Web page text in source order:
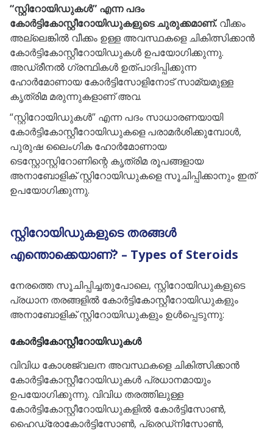
“സ്റ്റിറോയിഡുകൾ” എന്ന പദം
കോർട്ടികോസ്റ്റീറോയിഡുകളുടെ ചുരുക്കമാണ്. വീക്കം
അല്ലെങ്കിൽ വീക്കം ഉള്ള അവസ്ഥകളെ ചികിത്സിക്കാൻ
കോർട്ടികോസ്റ്റീറോയിഡുകൾ ഉപയോഗിക്കുന്നു.
അഡ്രീനൽ ഗ്രന്ഥികൾ ഉത്പാദിപ്പിക്കുന്ന
ഹോർമോണായ കോർട്ടിസോളിനോട് സാമ്യമുള്ള
കൃത്രിമ മരുന്നുകളാണ് അവ.
“സ്റ്റിറോയിഡുകൾ” എന്ന പദം സാധാരണയായി
കോർട്ടികോസ്റ്റീറോയിഡുകളെ പരാമർശിക്കുമ്പോൾ,
പുരുഷ ലൈംഗിക ഹോർമോണായ
ടെസ്റ്റോസ്റ്റിറോണിന്റെ കൃത്രിമ രൂപങ്ങളായ
അനാബോളിക് സ്റ്റിറോയിഡുകളെ സൂചിപ്പിക്കാനും ഇത്
ഉപയോഗിക്കുന്നു.
സ്റ്റിറോയിഡുകളുടെ തരങ്ങൾ
എന്തൊക്കെയാണ്? – Types of Steroids
നേരത്തെ സൂചിപ്പിച്ചതുപോലെ, സ്റ്റിറോയിഡുകളുടെ
പ്രധാന തരങ്ങളിൽ കോർട്ടികോസ്റ്റീറോയിഡുകളും
അനാബോളിക് സ്റ്റിറോയിഡുകളും ഉൾപ്പെടുന്നു:
കോർട്ടികോസ്റ്റീറോയിഡുകൾ
വിവിധ കോശജ്വലന അവസ്ഥകളെ ചികിത്സിക്കാൻ
കോർട്ടികോസ്റ്റീറോയിഡുകൾ പ്രധാനമായും
ഉപയോഗിക്കുന്നു. വിവിധ തരത്തിലുള്ള
കോർട്ടികോസ്റ്റീറോയിഡുകളിൽ കോർട്ടിസോൺ,
ഹൈഡ്രോകോർട്ടിസോൺ, പ്രെഡ്നിസോൺ,